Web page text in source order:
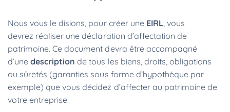
Nous vous le disions, pour créer une EIRL, vous
devrez réaliser une déclaration d’affectation de
patrimoine. Ce document devra être accompagné
d’unedescriptionde tous les biens, droits, obligations
ou sûretés (garanties sous forme d’hypothèque par
exemple) que vous décidez d’affecter au patrimoine de
votre entreprise.